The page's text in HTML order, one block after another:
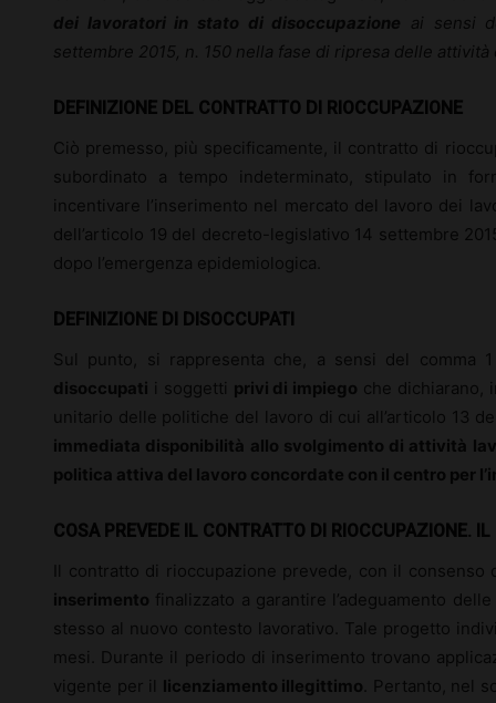
dei lavoratori in stato di disoccupazione ai sensi
settembre 2015, n. 150 nella fase di ripresa delle attività
DEFINIZIONE DEL CONTRATTO DI RIOCCUPAZIONE
Ciò premesso, più specificamente, il contratto di
subordinato a tempo indeterminato, stipulato in
incentivare l’inserimento nel mercato del lavoro dei
dell’articolo 19 del decreto-legislativo 14 settembre
dopo l’emergenza epidemiologica.
DEFINIZIONE DI DISOCCUPATI
Sul punto, si rappresenta che, a sensi del comma
disoccupati i soggetti privi di impiego che dichiarano,
unitario delle politiche del lavoro di cui all’articolo 13
immediata disponibilità allo svolgimento di attività
politica attiva del lavoro concordate con il centro per
COSA PREVEDE IL CONTRATTO DI RIOCCUPAZIONE.
Il contratto di rioccupazione prevede, con il
inserimento finalizzato a garantire l’adeguamento delle
stesso al nuovo contesto lavorativo. Tale progetto
mesi. Durante il periodo di inserimento trovano
vigente per il licenziamento illegittimo . Pertanto, nel